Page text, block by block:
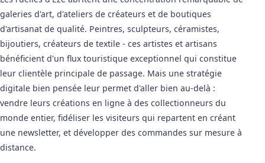
galeries d'art, d'ateliers de créateurs et de boutiques
d'artisanat de qualité. Peintres, sculpteurs, céramistes,
bijoutiers, créateurs de textile - ces artistes et artisans
bénéficient d'un flux touristique exceptionnel qui constitue
leur clientèle principale de passage. Mais une stratégie
digitale bien pensée leur permet d'aller bien au-delà :
vendre leurs créations en ligne à des collectionneurs du
monde entier, fidéliser les visiteurs qui repartent en créant
une newsletter, et développer des commandes sur mesure à
distance.